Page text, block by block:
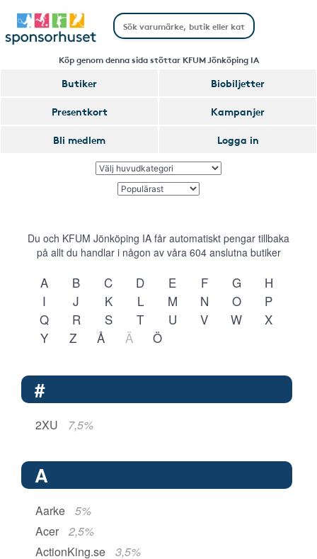
Köp genom denna sida stöttar KFUM Jönköping IA
Butiker
Biobiljetter
Presentkort
Kampanjer
Bli medlem
Logga in
Du och KFUM Jönköping IA får automatiskt pengar tillbaka
på allt du handlar i någon av våra 604anslutna butiker
A B C D E F G
H
I
J K L M N O
P
Q
R S T U V W
X
Y
Z Å Ä Ö
#
2XU 7,5%
A
Aarke
5%
Acer
2,5%
ActionKing.se
3,5%